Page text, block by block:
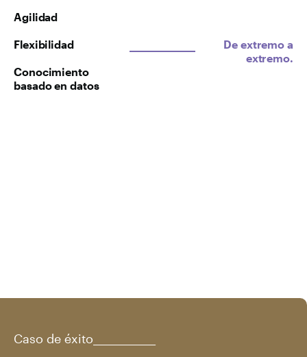
Agilidad
Flexibilidad
Conocimiento
basado en datos
De extremo a
extremo.
Caso de éxito_____________